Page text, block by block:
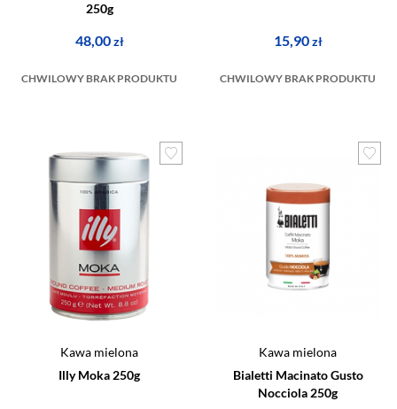
250g
48,00zł
CHWILOWY BRAK PRODUKTU
15,90zł
CHWILOWY BRAK PRODUKTU
Kawa mielona
Illy Moka 250g
Kawa mielona
Bialetti Macinato Gusto
Nocciola 250g